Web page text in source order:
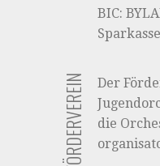
BIC:
DER FÖRDERVEREIN
Der
die